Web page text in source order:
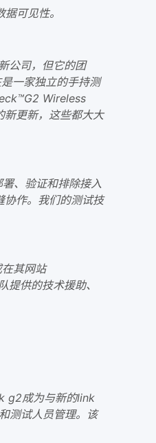
可见性。
公司，但它的团
一家独立的手持测
Wireless
更新，这些都大大
、验证和排除接入
协作。我们的测试技
其网站
供的技术援助、
g2成为与新的link
测试人员管理。该